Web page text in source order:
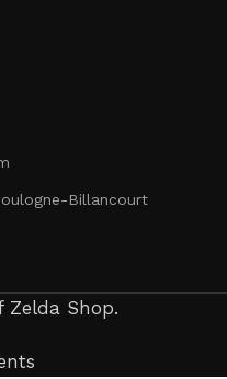
Billancourt
Zelda Shop.